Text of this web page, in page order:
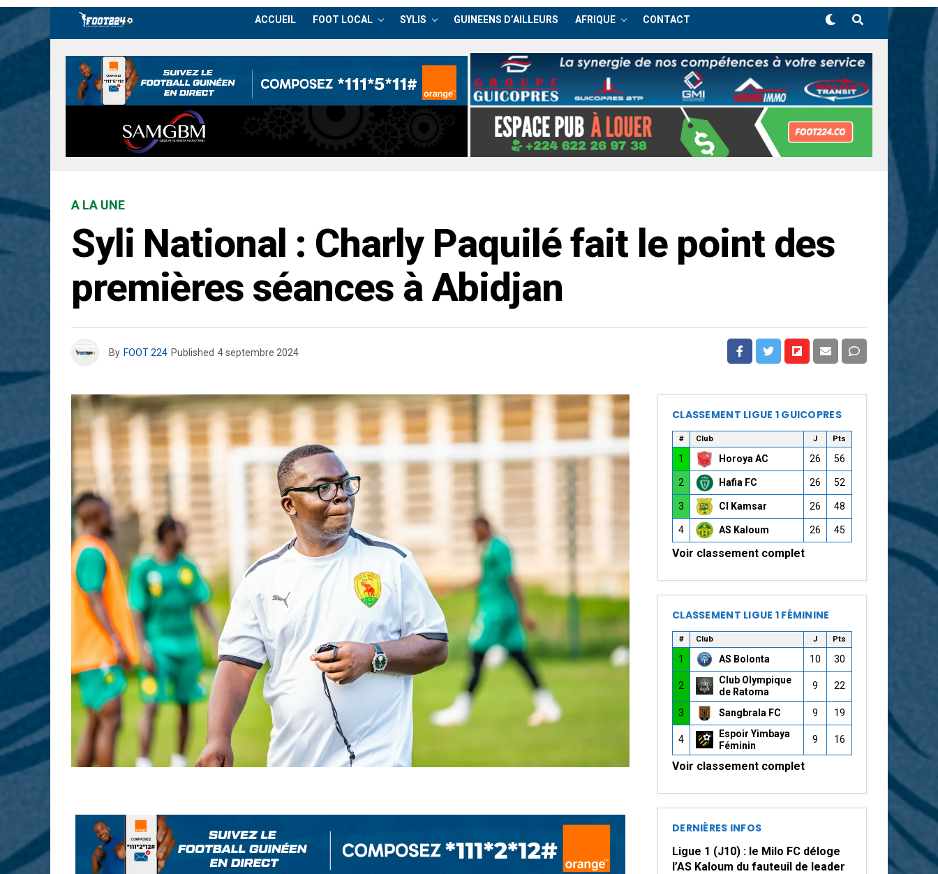
ACCUEIL FOOT LOCAL SYLIS GUINEENS D’AILLEURS AFRIQUE CONTACT
A LA UNE
Syli National : Charly Paquilé fait le point des
premières séances à Abidjan
By FOOT 224 Published 4 septembre 2024
CLASSEMENT LIGUE 1 GUICOPRES
# Club J Pts
1 Horoya AC 26 56
2 Hafia FC 26 52
3 CI Kamsar 26 48
4 AS Kaloum 26 45
Voir classement complet
CLASSEMENT LIGUE 1 FÉMININE
# Club J Pts
1 AS Bolonta 10 30
2
Club Olympique
de Ratoma
9 22
3 Sangbrala FC 9 19
4
Espoir Yimbaya
Féminin
9 16
Voir classement complet
DERNIÈRES INFOS
Ligue 1 (J10) : le Milo FC déloge
l’AS Kaloum du fauteuil de leader